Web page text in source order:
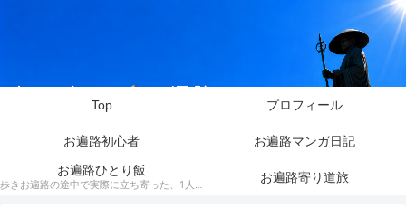
Top プロフィール
お遍路初心者
お遍路マンガ日記
お遍路ひとり飯
歩きお遍路の途中で実際に立ち寄った、1人でも入りやすいお店を紹介しています。料理の写真や動画とともに、お遍路ならではの目線で食事やお店の雰囲気をお伝えします。 お遍路寄り道旅